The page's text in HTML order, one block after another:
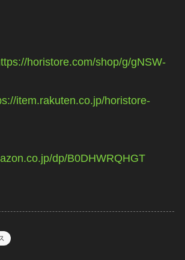
horistore.com/shop/g/gNSW-
item.rakuten.co.jp/horistore-
dp/B0DHWRQHGT